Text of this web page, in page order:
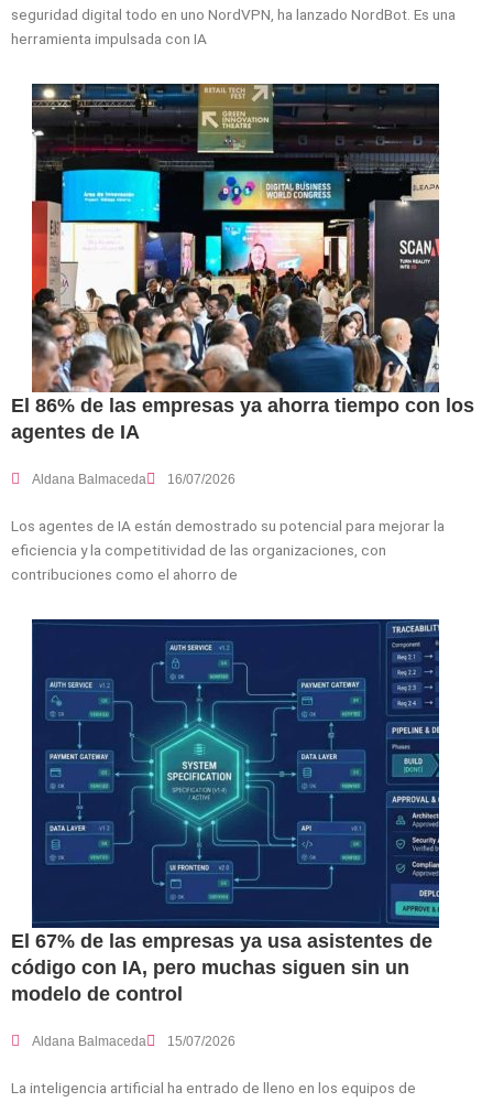
seguridad digital todo en uno NordVPN, ha lanzado NordBot. Es una
herramienta impulsada con IA
El 86% de las empresas ya ahorra tiempo con los
agentes de IA
Aldana Balmaceda 16/07/2026
Los agentes de IA están demostrado su potencial para mejorar la
eficiencia y la competitividad de las organizaciones, con
contribuciones como el ahorro de
El 67% de las empresas ya usa asistentes de
código con IA, pero muchas siguen sin un
modelo de control
Aldana Balmaceda 15/07/2026
La inteligencia artificial ha entrado de lleno en los equipos de